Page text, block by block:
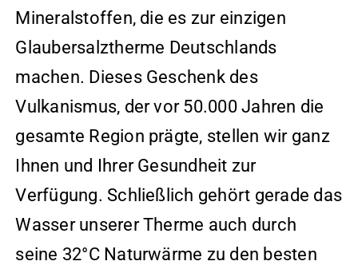
Mineralstoffen, die es zur einzigen
Glaubersalztherme Deutschlands
machen. Dieses Geschenk des
Vulkanismus, der vor 50.000 Jahren die
gesamte Region prägte, stellen wir ganz
Ihnen und Ihrer Gesundheit zur
Verfügung. Schließlich gehört gerade das
Wasser unserer Therme auch durch
seine 32°C Naturwärme zu den besten